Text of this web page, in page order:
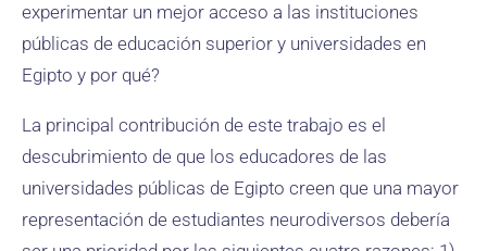
experimentar un mejor acceso a las instituciones
públicas de educación superior y universidades en
Egipto y por qué?
La principal contribución de este trabajo es el
descubrimiento de que los educadores de las
universidades públicas de Egipto creen que una mayor
representación de estudiantes neurodiversos debería